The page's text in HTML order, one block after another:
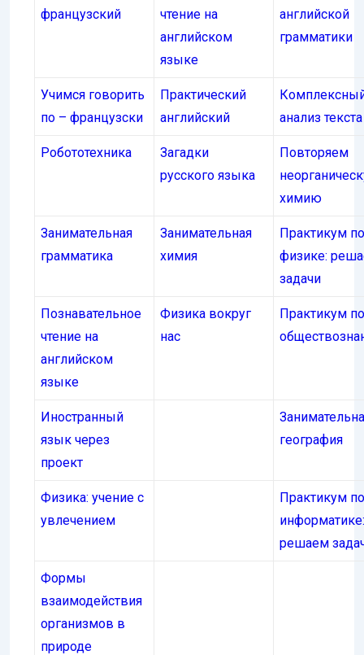
французский
чтение на
английском
языке
английской
грамматики
Учимся говорить
по – французски
Практический
английский
анализ текста
Робототехника
Загадки
русского языка
Повторяем
химию
Занимательная
грамматика
Занимательная
химия
Практикум по
физике:
задачи
Познавательное
чтение на
английском
языке
Физика вокруг
нас
Практикум по
Иностранный
язык через
проект
география
Физика: учение с
увлечением
Практикум по
информатике:
решаем
Формы
взаимодействия
организмов в
природе